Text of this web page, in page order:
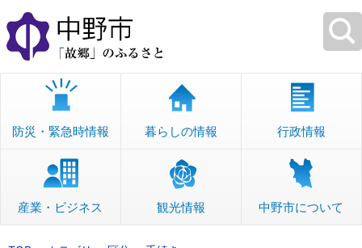
本
文
へ
移
防災・緊急時情報 暮らしの情報 行政情報
産業・ビジネス 観光情報 中野市について